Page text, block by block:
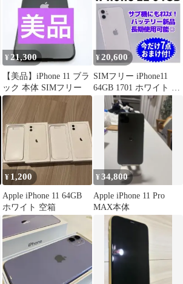
¥21,300
【美品】iPhone 11 ブラ
ック 本体 SIMフリー
¥20,600
SIMフリー iPhone11
64GB 1701 ホワイト 電
池良好
¥ 1,200
Apple iPhone 11 64GB
ホワイト 空箱
¥34,800
Apple iPhone 11 Pro
MAX本体